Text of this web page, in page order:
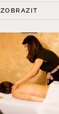
ZOBRAZIT